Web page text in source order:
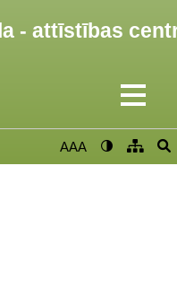
- attīstības
AAA